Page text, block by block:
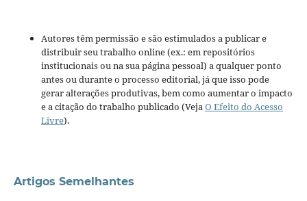
Autores têm permissão e são estimulados a publicar e
distribuir seu trabalho online (ex.: em repositórios
institucionais ou na sua página pessoal) a qualquer ponto
antes ou durante o processo editorial, já que isso pode
gerar alterações produtivas, bem como aumentar o impacto
e a citação do trabalho publicado (VejaO Efeito do Acesso
Livre).
Artigos Semelhantes